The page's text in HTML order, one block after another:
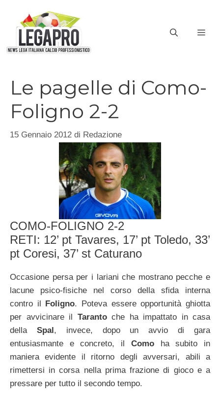
contenuto
Le pagelle di Como-
Foligno 2-2
15 Gennaio 2012 di Redazione
COMO-FOLIGNO 2-2
RETI: 12’ pt Tavares, 17’ pt Toledo, 33’
pt Coresi, 37’ st Caturano
Occasione persa per i lariani che mostrano pecche e
lacune psico-fisiche nel corso della sfida interna
contro il Foligno. Poteva essere opportunità ghiotta
per avvicinare il Tarantoche ha impattato in casa
della Spal, invece, dopo un avvio di gara
entusiasmante e concreto, il Comoha subito in
maniera evidente il ritorno degli avversari, abili a
rimettersi in corsa nella prima frazione di gioco e a
pressare per tutto il secondo tempo.